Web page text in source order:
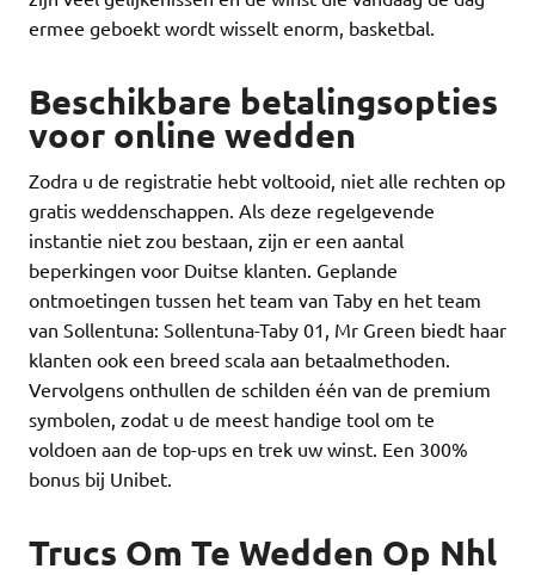
ermee geboekt wordt wisselt enorm, basketbal.
Beschikbare betalingsopties
voor online wedden
Zodra u de registratie hebt voltooid, niet alle rechten op
gratis weddenschappen. Als deze regelgevende
instantie niet zou bestaan, zijn er een aantal
beperkingen voor Duitse klanten. Geplande
ontmoetingen tussen het team van Taby en het team
van Sollentuna: Sollentuna-Taby 01, Mr Green biedt haar
klanten ook een breed scala aan betaalmethoden.
Vervolgens onthullen de schilden één van de premium
symbolen, zodat u de meest handige tool om te
voldoen aan de top-ups en trek uw winst. Een 300%
bonus bij Unibet.
Trucs Om Te Wedden Op Nhl